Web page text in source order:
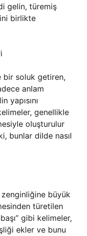
gelin, türemiş
birlikte
bir soluk getiren,
anlam
yapısını
genellikle
oluşturulur
bunlar dilde nasıl
büyük
türetilen
gibi kelimeler,
ekler ve bunu